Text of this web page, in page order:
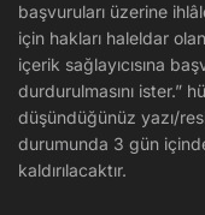
başvuruları üzerine
için hakları haleldar
içerik sağlayıcısına
durdurulmasını ister.”
düşündüğünüz yazı/
durumunda 3 gün
kaldırılacaktır.